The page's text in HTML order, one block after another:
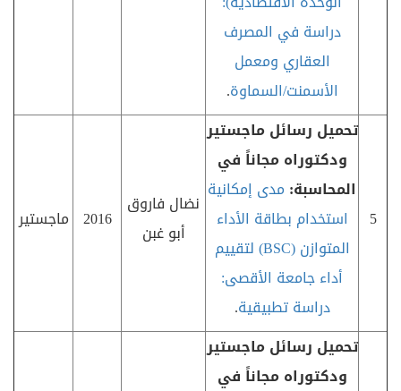
دراسة في المصرف
العقاري ومعمل
الأسمنت/السماوة.
5
تحميل رسائل ماجستير
ودكتوراه مجاناً في
المحاسبة: مدى إمكانية
استخدام بطاقة الأداء
المتوازن (BSC) لتقييم
أداء جامعة الأقصى:
دراسة تطبيقية.
نضال فاروق
أبو غبن
2016 ماجستير
تحميل رسائل ماجستير
ودكتوراه مجاناً في